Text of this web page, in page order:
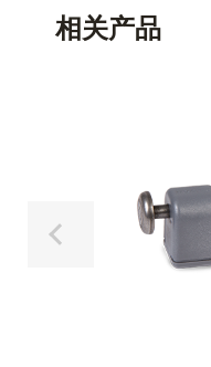
相关产品